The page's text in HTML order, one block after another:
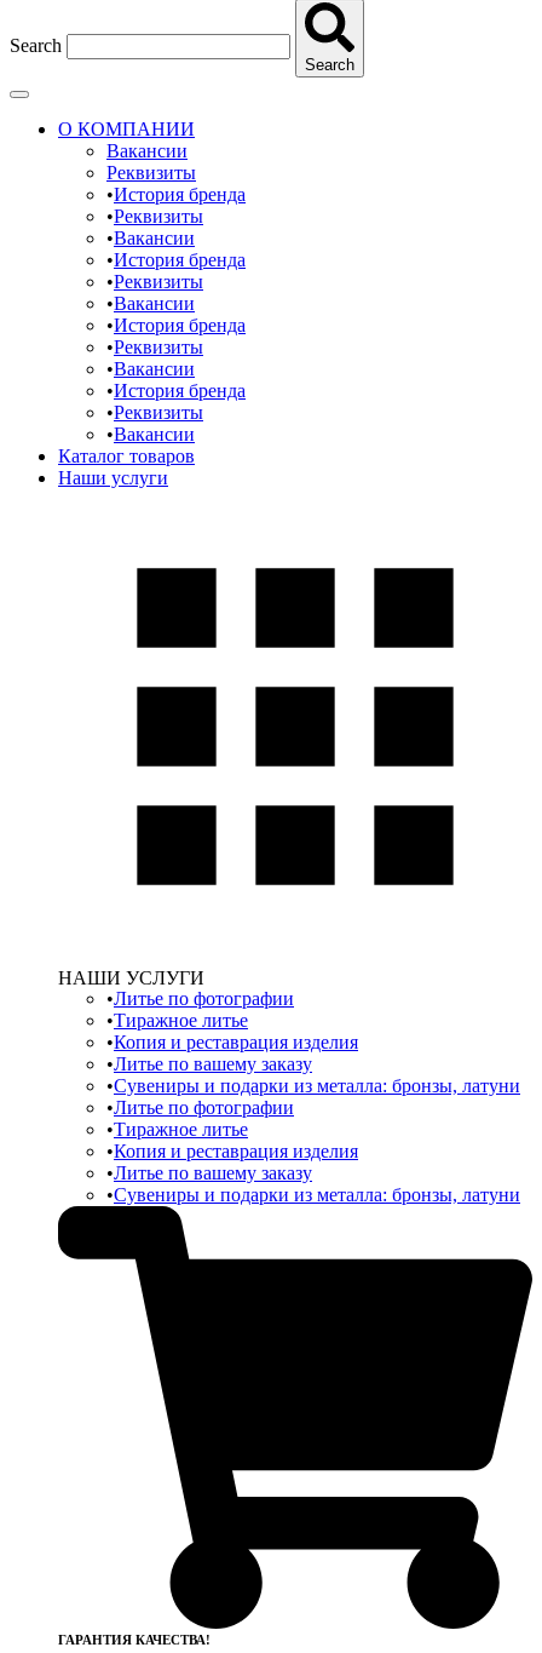
Search
Search
О КОМПАНИИ
Вакансии
Реквизиты
История бренда
Реквизиты
Вакансии
История бренда
Реквизиты
Вакансии
История бренда
Реквизиты
Вакансии
История бренда
Реквизиты
Вакансии
Каталог товаров
Наши услуги
НАШИ УСЛУГИ
Литье по фотографии
Тиражное литье
Копия и реставрация изделия
Литье по вашему заказу
Сувениры и подарки из металла: бронзы, латуни
Литье по фотографии
Тиражное литье
Копия и реставрация изделия
Литье по вашему заказу
Сувениры и подарки из металла: бронзы, латуни
ГАРАНТИЯ КАЧЕСТВА!